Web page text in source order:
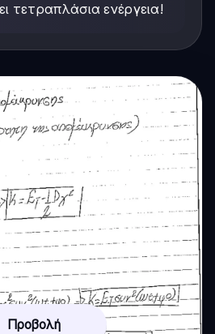
τετραπλάσια ενέργεια!
Προβολή